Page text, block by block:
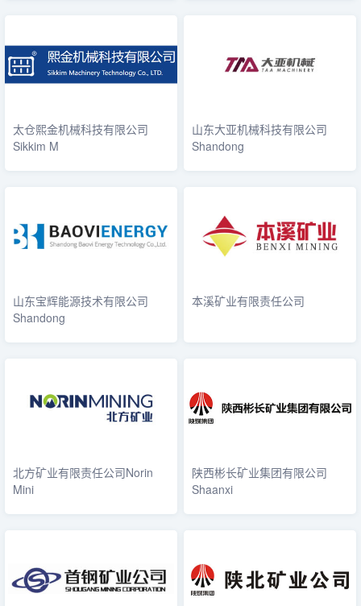
太仓熙金机械科技有限公司
Sikkim M
山东大亚机械科技有限公司
Shandong
山东宝辉能源技术有限公司
Shandong
本溪矿业有限责任公司
北方矿业有限责任公司Norin
Mini
陕西彬长矿业集团有限公司
Shaanxi